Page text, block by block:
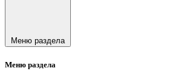
Меню раздела
Меню раздела